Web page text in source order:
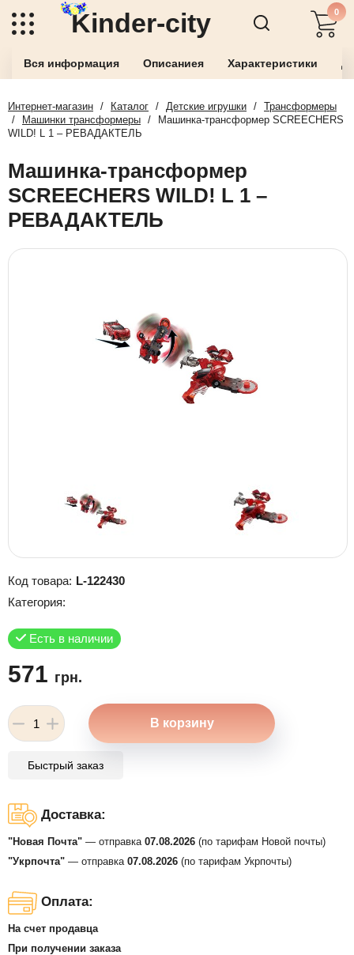
Kinder-city 0
Вся информация Описаниея Характеристики
Интернет-магазин / Каталог / Детские игрушки / Трансформеры
/
Машинки трансформеры /
Машинка-трансформер SCREECHERS
WILD! L 1 – РЕВАДАКТЕЛЬ
Машинка-трансформер
SCREECHERS WILD! L 1 –
РЕВАДАКТЕЛЬ
Код товара: L-122430
Категория:
Есть в наличии
571 грн.
Быстрый заказ
Доставка:
"Новая Почта" — отправка 07.08.2026 (по тарифам Новой почты)
"Укрпочта" — отправка 07.08.2026 (по тарифам Укрпочты)
Оплата:
На счет продавца
При получении заказа